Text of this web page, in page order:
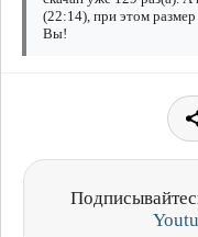
(22:14), при этом
Вы!